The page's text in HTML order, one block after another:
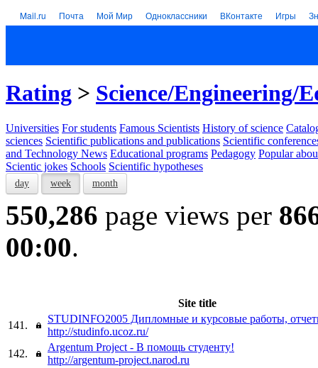
Mail.ru Почта Мой Мир Одноклассники ВКонтакте Игры
Rating > Science/Engineering/
Universities For students Famous Scientists History of science
sciences Scientific publications and publications Scientific
and Technology News Educational programs Pedagogy Popular
Scientic jokes Schools Scientific hypotheses
day week month
550,286 page views per
00:00.
Site title
141.
STUDINFO2005 Дипломные и курсовые работы,
http://studinfo.ucoz.ru/
142.
Argentum Project - В помощь студенту!
http://argentum-project.narod.ru